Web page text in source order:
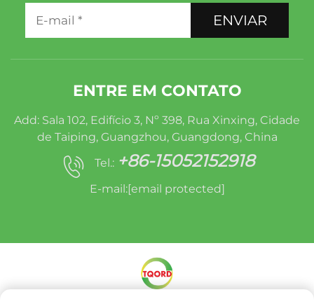
ENVIAR
ENTRE EM CONTATO
Add: Sala 102, Edifício 3, Nº 398, Rua Xinxing, Cidade
de Taiping, Guangzhou, Guangdong, China
Tel.: +86-15052152918
E-mail:[email protected]